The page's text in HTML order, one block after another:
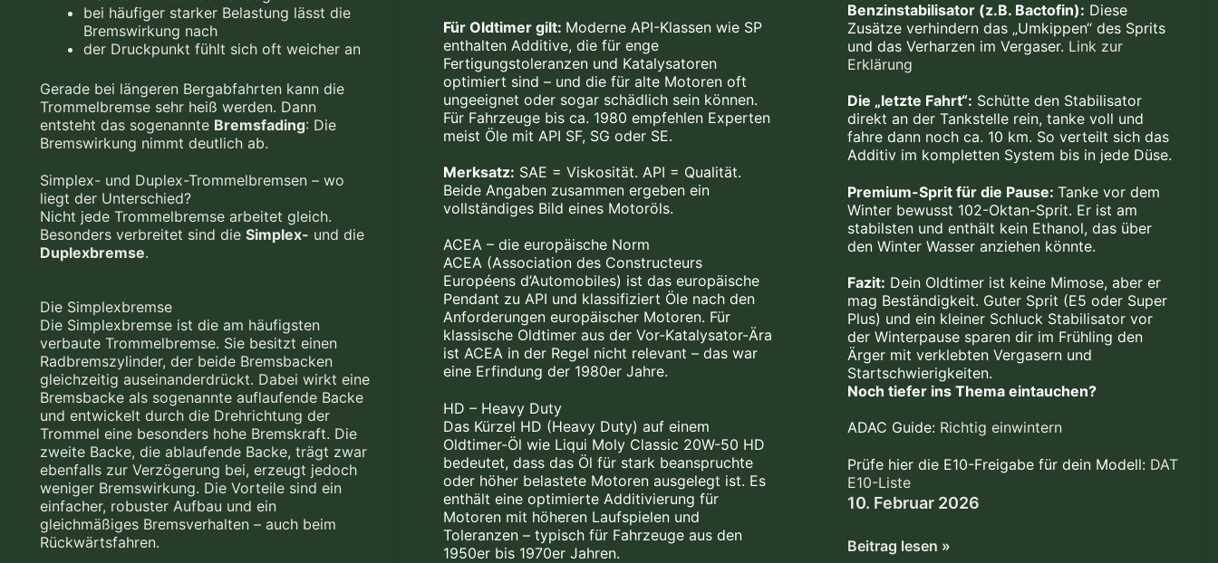
bei häufiger starker Belastung lässt die
Bremswirkung nach
der Druckpunkt fühlt sich oft weicher an
Gerade bei längeren Bergabfahrten kann die
Trommelbremse sehr heiß werden. Dann
entsteht das sogenannte Bremsfading: Die
Bremswirkung nimmt deutlich ab.
Simplex- und Duplex-Trommelbremsen – wo
liegt der Unterschied?
Nicht jede Trommelbremse arbeitet gleich.
Besonders verbreitet sind die Simplex- und die
Duplexbremse.
Die Simplexbremse
Die Simplexbremse ist die am häufigsten
verbaute Trommelbremse. Sie besitzt einen
Radbremszylinder, der beide Bremsbacken
gleichzeitig auseinanderdrückt. Dabei wirkt eine
Bremsbacke als sogenannte auflaufende Backe
und entwickelt durch die Drehrichtung der
Trommel eine besonders hohe Bremskraft. Die
zweite Backe, die ablaufende Backe, trägt zwar
ebenfalls zur Verzögerung bei, erzeugt jedoch
weniger Bremswirkung. Die Vorteile sind ein
einfacher, robuster Aufbau und ein
gleichmäßiges Bremsverhalten – auch beim
Rückwärtsfahren.
Für Oldtimer gilt: Moderne API-Klassen wie SP
enthalten Additive, die für enge
Fertigungstoleranzen und Katalysatoren
optimiert sind – und die für alte Motoren oft
ungeeignet oder sogar schädlich sein können.
Für Fahrzeuge bis ca. 1980 empfehlen Experten
meist Öle mit API SF, SG oder SE.
Merksatz: SAE = Viskosität. API = Qualität.
Beide Angaben zusammen ergeben ein
vollständiges Bild eines Motoröls.
ACEA – die europäische Norm
ACEA (Association des Constructeurs
Européens d’Automobiles) ist das europäische
Pendant zu API und klassifiziert Öle nach den
Anforderungen europäischer Motoren. Für
klassische Oldtimer aus der Vor-Katalysator-Ära
ist ACEA in der Regel nicht relevant – das war
eine Erfindung der 1980er Jahre.
HD – Heavy Duty
Das Kürzel HD (Heavy Duty) auf einem
Oldtimer-Öl wie Liqui Moly Classic 20W-50 HD
bedeutet, dass das Öl für stark beanspruchte
oder höher belastete Motoren ausgelegt ist. Es
enthält eine optimierte Additivierung für
Motoren mit höheren Laufspielen und
Toleranzen – typisch für Fahrzeuge aus den
1950er bis 1970er Jahren.
Benzinstabilisator (z.B. Bactofin): Diese
Zusätze verhindern das „Umkippen“ des Sprits
und das Verharzen im Vergaser. Link zur
Erklärung
Die „letzte Fahrt“: Schütte den Stabilisator
direkt an der Tankstelle rein, tanke voll und
fahre dann noch ca. 10 km. So verteilt sich das
Additiv im kompletten System bis in jede Düse.
Premium-Sprit für die Pause: Tanke vor dem
Winter bewusst 102-Oktan-Sprit. Er ist am
stabilsten und enthält kein Ethanol, das über
den Winter Wasser anziehen könnte.
Fazit: Dein Oldtimer ist keine Mimose, aber er
mag Beständigkeit. Guter Sprit (E5 oder Super
Plus) und ein kleiner Schluck Stabilisator vor
der Winterpause sparen dir im Frühling den
Ärger mit verklebten Vergasern und
Startschwierigkeiten.
Noch tiefer ins Thema eintauchen?
ADAC Guide: Richtig einwintern
Prüfe hier die E10-Freigabe für dein Modell: DAT
E10-Liste
10. Februar 2026
Beitrag lesen »